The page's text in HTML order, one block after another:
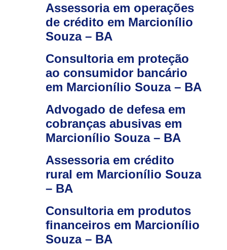
Assessoria em operações
de crédito em Marcionílio
Souza – BA
Consultoria em proteção
ao consumidor bancário
em Marcionílio Souza – BA
Advogado de defesa em
cobranças abusivas em
Marcionílio Souza – BA
Assessoria em crédito
rural em Marcionílio Souza
– BA
Consultoria em produtos
financeiros em Marcionílio
Souza – BA